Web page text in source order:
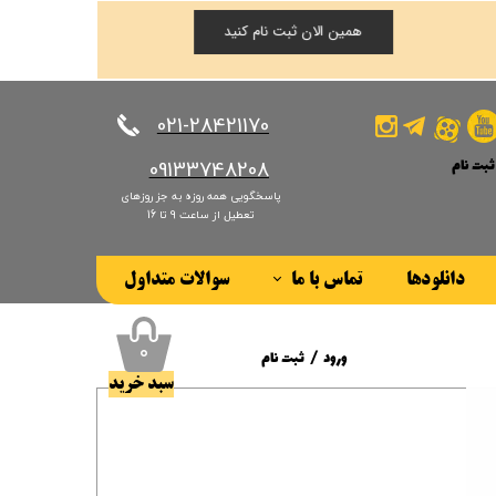
​​​​​​​021-28421170
​​​​​​​09133748208
پاسخگویی همه روزه به جز روزهای
تعطیل از ساعت 9 تا 16
دانلودها تماس با ما سوالات متداول
ثبت نام
من
واژه
همین الان ثبت نام کنید
۰
سبد خرید
ورود / ثبت نام
حساب کاربری من